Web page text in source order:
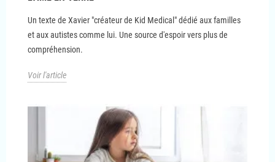
Un texte de Xavier "créateur de Kid Medical" dédié aux familles
et aux autistes comme lui. Une source d'espoir vers plus de
compréhension.
Voir l'article